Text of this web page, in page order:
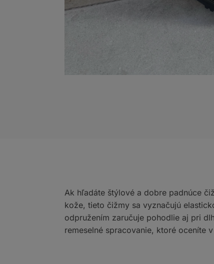
Ak hľadáte štýlové a dobre padnúce
kože, tieto čižmy sa vyznačujú
odpružením zaručuje pohodlie aj pri
remeselné spracovanie, ktoré oceníte